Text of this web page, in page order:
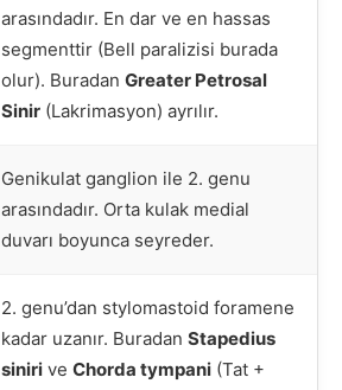
arasındadır. En dar ve en hassas
segmenttir (Bell paralizisi burada
olur). BuradanGreater Petrosal
Sinir (Lakrimasyon) ayrılır.
Genikulat ganglion ile 2. genu
arasındadır. Orta kulak medial
duvarı boyunca seyreder.
2. genu’dan stylomastoid foramene
kadar uzanır. BuradanStapedius
siniri veChorda tympani (Tat +